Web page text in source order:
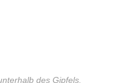
des Gipfels.